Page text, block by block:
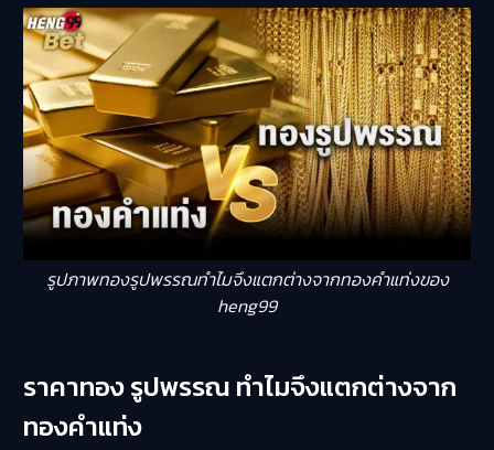
รูปภาพทองรูปพรรณทำไมจึงแตกต่างจากทองคำแท่งของ
heng99
ราคาทอง รูปพรรณ ทำไมจึงแตกต่างจาก
ทองคำแท่ง